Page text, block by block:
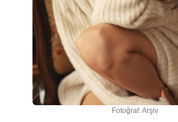
Fotoğraf: Arşiv